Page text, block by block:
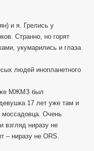
и я. Грелись у
Странно, но горят
укумарились и глаза
людей инопланетного
МЖМЗ был
17 лет уже там и
моссадовца. Очень
взгляд ниразу не
– ниразу не ORS.